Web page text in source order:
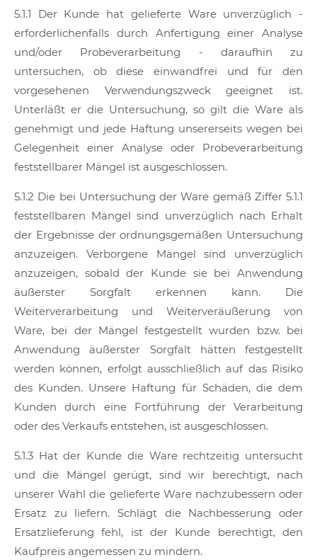
5.1.1 Der Kunde hat gelieferte Ware unverzüglich -
erforderlichenfalls durch Anfertigung einer Analyse
und/oder Probeverarbeitung - daraufhin zu
untersuchen, ob diese einwandfrei und für den
vorgesehenen Verwendungszweck geeignet ist.
Unterläßt er die Untersuchung, so gilt die Ware als
genehmigt und jede Haftung unsererseits wegen bei
Gelegenheit einer Analyse oder Probeverarbeitung
feststellbarer Mängel ist ausgeschlossen.
5.1.2 Die bei Untersuchung der Ware gemäß Ziffer 5.1.1
feststellbaren Mängel sind unverzüglich nach Erhalt
der Ergebnisse der ordnungsgemäßen Untersuchung
anzuzeigen. Verborgene Mängel sind unverzüglich
anzuzeigen, sobald der Kunde sie bei Anwendung
äußerster Sorgfalt erkennen kann. Die
Weiterverarbeitung und Weiterveräußerung von
Ware, bei der Mängel festgestellt wurden bzw. bei
Anwendung äußerster Sorgfalt hätten festgestellt
werden können, erfolgt ausschließlich auf das Risiko
des Kunden. Unsere Haftung für Schäden, die dem
Kunden durch eine Fortführung der Verarbeitung
oder des Verkaufs entstehen, ist ausgeschlossen.
5.1.3 Hat der Kunde die Ware rechtzeitig untersucht
und die Mängel gerügt, sind wir berechtigt, nach
unserer Wahl die gelieferte Ware nachzubessern oder
Ersatz zu liefern. Schlägt die Nachbesserung oder
Ersatzlieferung fehl, ist der Kunde berechtigt, den
Kaufpreis angemessen zu mindern.